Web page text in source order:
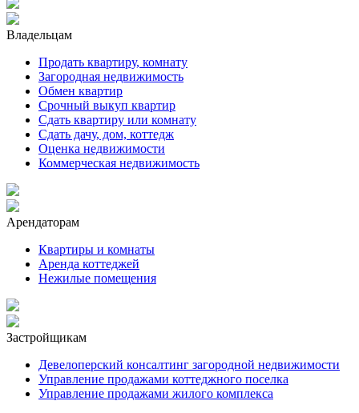
Владельцам
Продать квартиру, комнату
Загородная недвижимость
Обмен квартир
Срочный выкуп квартир
Сдать квартиру или комнату
Сдать дачу, дом, коттедж
Оценка недвижимости
Коммерческая недвижимость
Арендаторам
Квартиры и комнаты
Аренда коттеджей
Нежилые помещения
Застройщикам
Девелоперский консалтинг загородной недвижимости
Управление продажами коттеджного поселка
Управление продажами жилого комплекса